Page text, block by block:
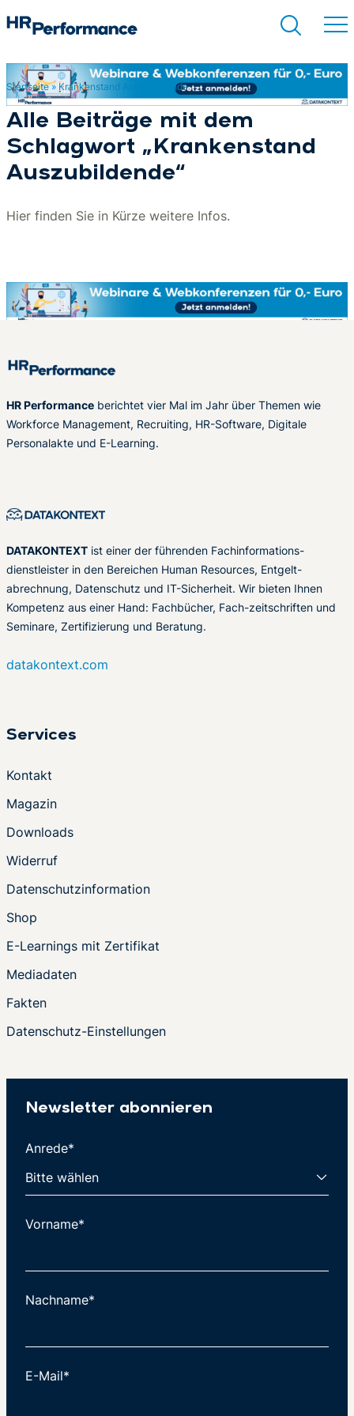
Suchen
Startseite» Krankenstand Auszubildende
Alle Beiträge mit dem
Schlagwort „Krankenstand
Auszubildende“
Hier finden Sie in Kürze weitere Infos.
HR Performance berichtet vier Mal im Jahr über Themen wie
Workforce Management, Recruiting, HR-Software, Digitale
Personalakte und E-Learning.
DATAKONTEXT ist einer der führenden Fachinformations-
dienstleister in den Bereichen Human Resources, Entgelt-
abrechnung, Datenschutz und IT-Sicherheit. Wir bieten Ihnen
Kompetenz aus einer Hand: Fachbücher, Fach-zeitschriften und
Seminare, Zertifizierung und Beratung.
datakontext.com
Services
Kontakt
Magazin
Downloads
Widerruf
Datenschutzinformation
Shop
E-Learnings mit Zertifikat
Mediadaten
Fakten
Datenschutz-Einstellungen
Newsletter abonnieren
Anrede*
Vorname*
Nachname*
E-Mail*